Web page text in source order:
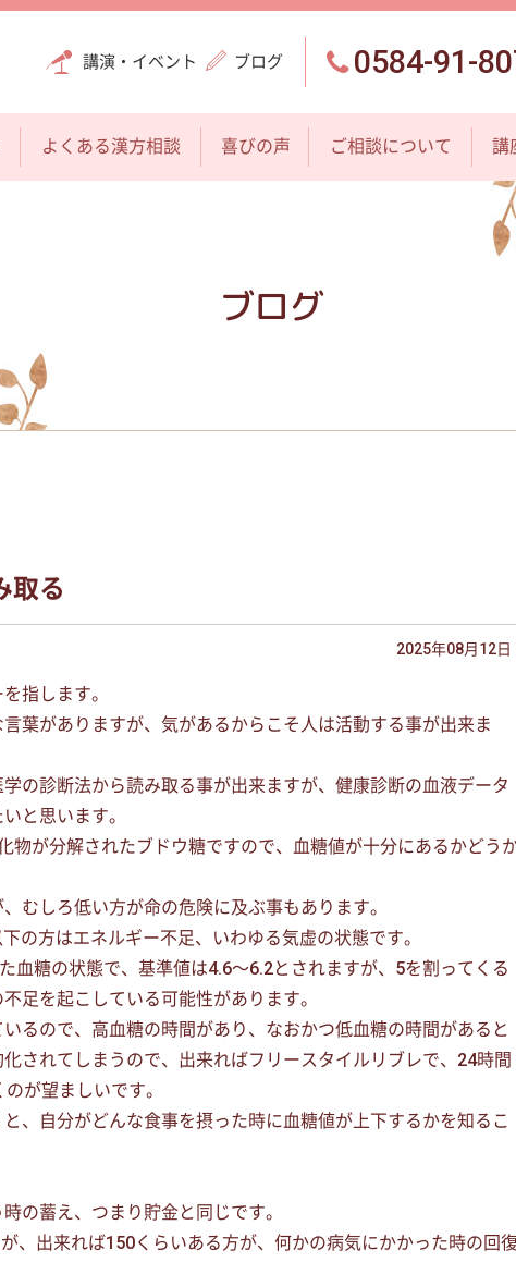
講演・イベント ブログ 0584-91-
よくある漢方相談 喜びの声 ご相談について 講
ブログ
取る
2025年08月12日
指します。
葉がありますが、気があるからこそ人は活動する事が出来ま
の診断法から読み取る事が出来ますが、健康診断の血液データ
と思います。
物が分解されたブドウ糖ですので、血糖値が十分にあるかどう
むしろ低い方が命の危険に及ぶ事もあります。
の方はエネルギー不足、いわゆる気虚の状態です。
血糖の状態で、基準値は4.6〜6.2とされますが、5を割ってくる
足を起こしている可能性があります。
るので、高血糖の時間があり、なおかつ低血糖の時間があると
されてしまうので、出来ればフリースタイルリブレで、24時間
が望ましいです。
、自分がどんな食事を摂った時に血糖値が上下するかを知るこ
の蓄え、つまり貯金と同じです。
、出来れば150くらいある方が、何かの病気にかかった時の回